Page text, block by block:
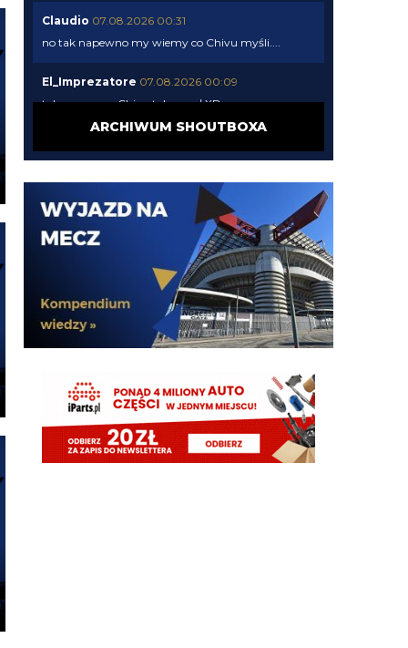
Claudio 07.08.2026 00:31
no tak napewno my wiemy co Chivu myśli....
El_Imprezatore 07.08.2026 00:09
tak na pewno Chivu tak uznał XD
pismaki zawsze maja info z opoznieniem. Moze juz
Claudio 06.08.2026 23:57
Żebyscie sie jeszcze nie zdziwili jak CHivu po
treningach uznal ze Pavard ma motywacje i
odpowiednie umiejetnosci i sam chce by zostal, a
kasa ma isc na inne pozycje
Jaworeq
06.08.2026 23:33
06.08.2026 23:14
Misterem X był Benjamin Pavard. Witamy w
Interze!
ARCHIWUM SHOUTBOXA